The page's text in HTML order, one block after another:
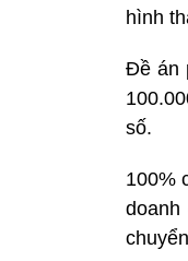
hình
Đề án
số.
100%